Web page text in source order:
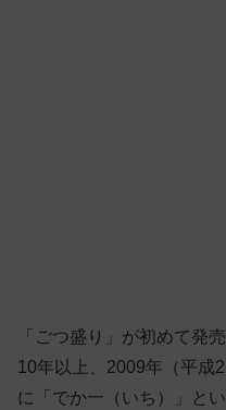
「ごつ盛り」が初めて発
10年以上、2009年（平成
に「でか一（いち）」と